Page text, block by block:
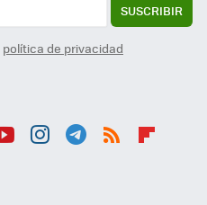
SUSCRIBIR
política de privacidad